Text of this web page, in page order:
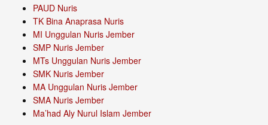
PAUD Nuris
TK Bina Anaprasa Nuris
MI Unggulan Nuris Jember
SMP Nuris Jember
MTs Unggulan Nuris Jember
SMK Nuris Jember
MA Unggulan Nuris Jember
SMA Nuris Jember
Ma’had Aly Nurul Islam Jember